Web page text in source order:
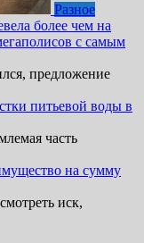
Разное
более чем на
с самым
предложение
питьевой воды в
часть
на сумму
иск,